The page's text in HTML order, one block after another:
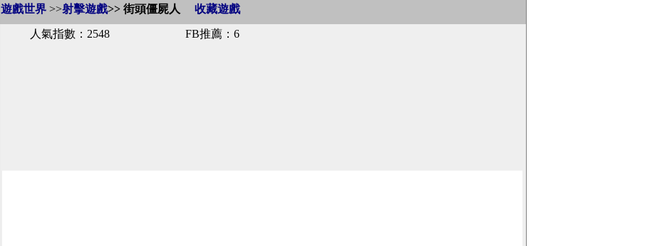
遊戲世界 >>射擊遊戲>>街頭僵屍人 收藏遊戲
人氣指數：2548 FB推薦：6